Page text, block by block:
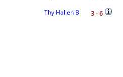
Thy Hallen B 3 - 6